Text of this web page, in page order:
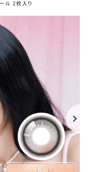
ル 2枚入り